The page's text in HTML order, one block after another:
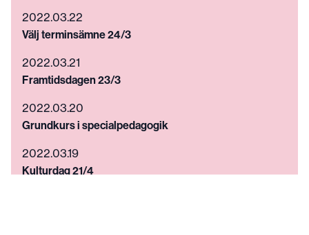
2022.03.22
Välj terminsämne 24/3
2022.03.21
Framtidsdagen 23/3
2022.03.20
Grundkurs i specialpedagogik
2022.03.19
Kulturdag 21/4